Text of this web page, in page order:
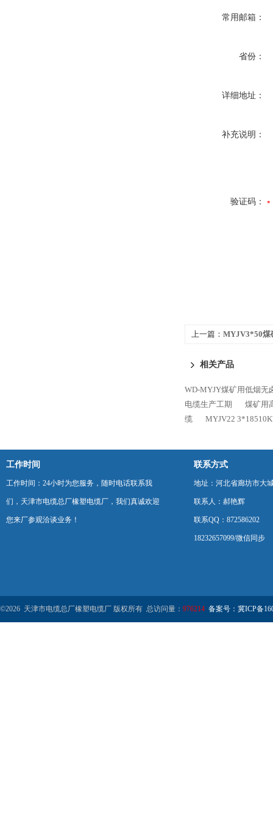
常用邮箱：
省份：
详细地址：
补充说明：
验证码：
上一篇： MYJV3*50煤
相关产品
WD-MYJY煤矿用低烟无
电缆生产工期
煤矿用
缆
MYJV22
工作时间
工作时间：24小时为您服务，随时电话联系我
们，天津市电缆总厂橡塑电缆厂，我们真诚欢迎
您来厂参观洽谈业务！
联系方式
地址：河北省廊坊市大
联系人：郝艳辉
联系QQ：872586202
18232657099/微信同步
©2026 天津市电缆总厂橡塑电缆厂 版权所有 总访问量： 976214 备案号：冀ICP备